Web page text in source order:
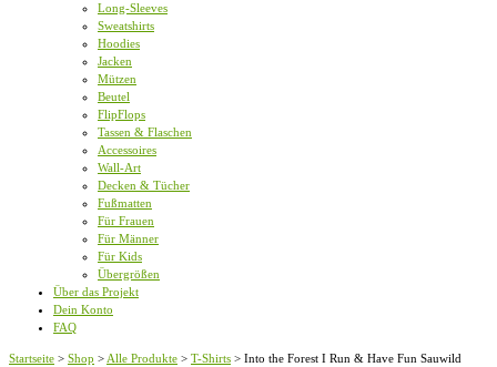
Long-Sleeves
Sweatshirts
Hoodies
Jacken
Mützen
Beutel
FlipFlops
Tassen & Flaschen
Accessoires
Wall-Art
Decken & Tücher
Fußmatten
Für Frauen
Für Männer
Für Kids
Übergrößen
Über das Projekt
Dein Konto
FAQ
Startseite > Shop > Alle Produkte > T-Shirts > Into the Forest I Run & Have Fun Sauwild